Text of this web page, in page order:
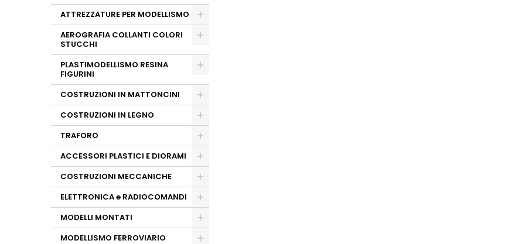
ATTREZZATURE PER MODELLISMO
AEROGRAFIA COLLANTI COLORI
STUCCHI
PLASTIMODELLISMO RESINA
FIGURINI
COSTRUZIONI IN MATTONCINI
COSTRUZIONI IN LEGNO
TRAFORO
ACCESSORI PLASTICI E DIORAMI
COSTRUZIONI MECCANICHE
ELETTRONICA e RADIOCOMANDI
MODELLI MONTATI
MODELLISMO FERROVIARIO